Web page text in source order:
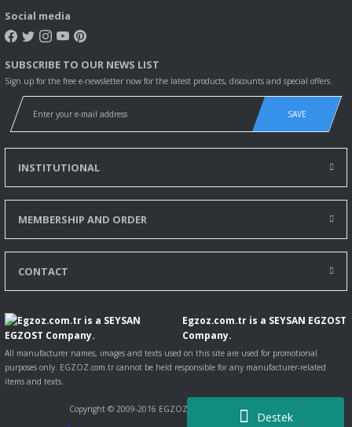
Destek
Social media
SUBSCRIBE TO OUR NEWS LIST
Sign up for the free e-newsletter now for the latest products, discounts and special offers.
SAVE
INSTITUTIONAL
MEMBERSHIP AND ORDER
CONTACT
Egzoz.com.tr is a SEYSAN EGZOST
Company.
All manufacturer names, images and texts used on this site are used for promotional
purposes only. EGZOZ.com.tr cannot be held responsible for any manufacturer-related
items and texts.
Copyright © 2009-2016 EGZOZ.com.tr All rights reserved.